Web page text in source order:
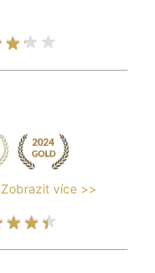
Zobrazit více >>